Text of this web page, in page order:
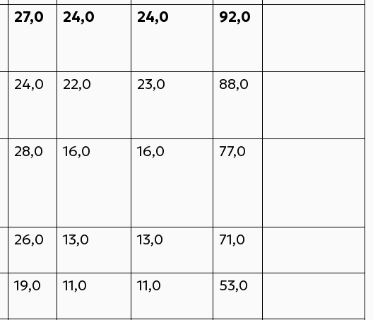
27,0 24,0 24,0 92,0
24,0 22,0 23,0 88,0
28,0 16,0 16,0 77,0
26,0 13,0 13,0 71,0
19,0 11,0 11,0 53,0